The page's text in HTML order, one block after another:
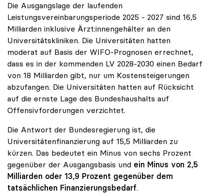
Die Ausgangslage der laufenden
Leistungsvereinbarungsperiode 2025 - 2027 sind 16,5
Milliarden inklusive Ärzt:innengehälter an den
Universitätskliniken. Die Universitäten hatten
moderat auf Basis der WIFO-Prognosen errechnet,
dass es in der kommenden LV 2028-2030 einen Bedarf
von 18 Milliarden gibt, nur um Kostensteigerungen
abzufangen. Die Universitäten hatten auf Rücksicht
auf die ernste Lage des Bundeshaushalts auf
Offensivforderungen verzichtet.
Die Antwort der Bundesregierung ist, die
Universitätenfinanzierung auf 15,5 Milliarden zu
kürzen. Das bedeutet ein Minus von sechs Prozent
gegenüber der Ausgangsbasis und ein Minus von 2,5
Milliarden oder 13,9 Prozent gegenüber dem
tatsächlichen Finanzierungsbedarf.